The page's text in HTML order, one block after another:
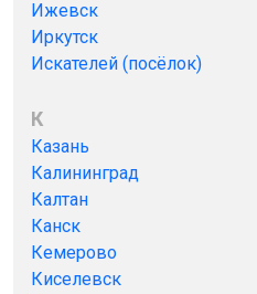
Ижевск
Иркутск
Искателей (посёлок)
К
Казань
Калининград
Калтан
Канск
Кемерово
Киселевск